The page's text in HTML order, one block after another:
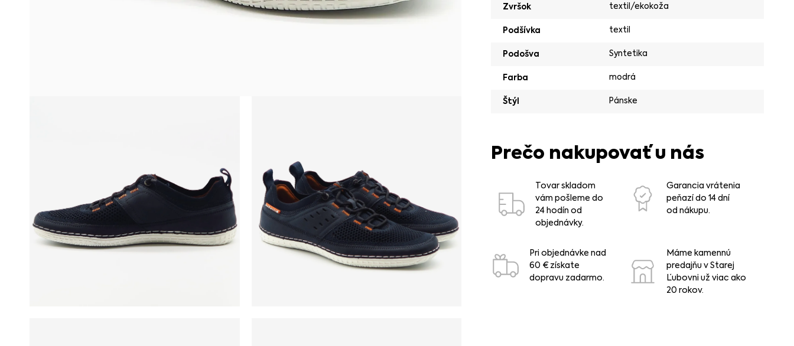
Zvršok textil/ekokoža
Podšívka textil
Podošva Syntetika
Farba modrá
Štýl Pánske
Prečo nakupovať u nás
Tovar skladom
vám pošleme do
24 hodín od
objednávky.
Garancia vrátenia
peňazí do 14 dní
od nákupu.
Pri objednávke nad
60 € získate
dopravu zadarmo.
Máme kamennú
predajňu v Starej
Ľubovni už viac ako
20 rokov.